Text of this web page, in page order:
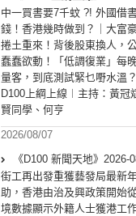
中一買書要7千蚊 ?! 外國借
錢！香港幾時做到？｜大富
捲土重來！背後股東換人，
蠢蠢欲動！「低調復業」每
量客，到底測試緊乜嘢水溫？
D100上綱上線︱主持：黃冠
賢同學、何亨
2026/08/07
《D100 新聞天地》2026-
街工再出發重獲藝發局最新
助，香港由治及興政策開始
境數據顯示外籍人士獲港工